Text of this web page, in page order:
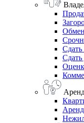
Сдать
Сдать